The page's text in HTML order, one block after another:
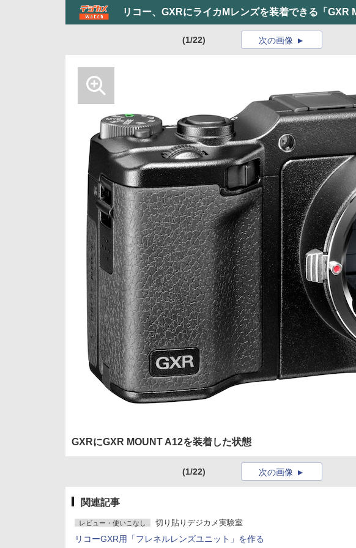
リコー、GXRにライカMレンズを装着できる「GXR
(1/22) 次の画像
GXRにGXR MOUNT A12を装着した状態
(1/22) 次の画像
関連記事
レビュー・使いこなし 切り貼りデジカメ実験室
リコーGXR用「フレネルレンズユニット」を作る